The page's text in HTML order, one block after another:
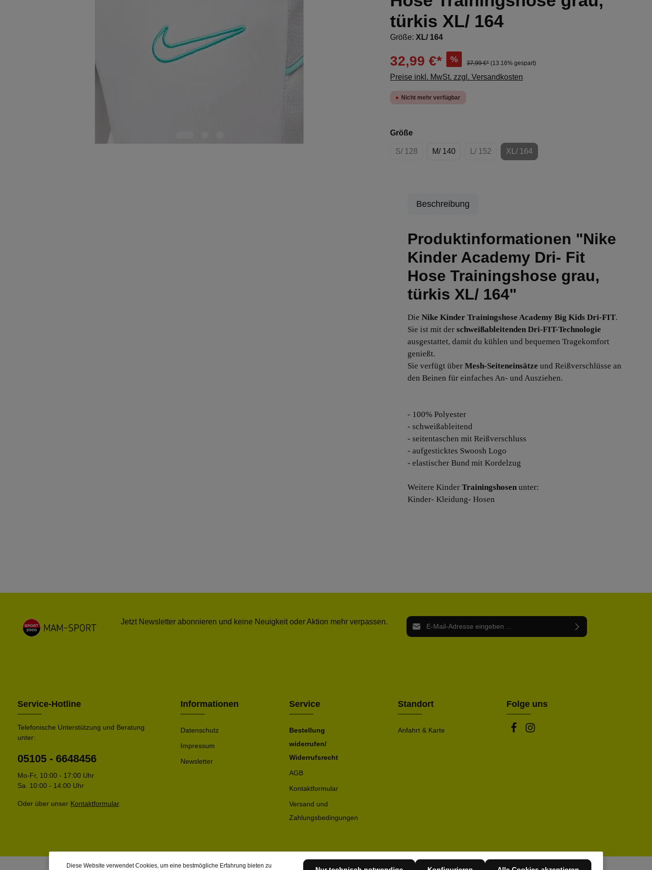
türkis XL/ 164
Größe: XL/ 164
32,99 €* % 37,99 €* (13.16% gespart)
Preise inkl. MwSt. zzgl. Versandkosten
Nicht mehr verfügbar
Größeauswählen
S/ 128
(Diese Option ist zurzeit nicht verfügbar.)
M/ 140 L/ 152
(Diese Option ist zurzeit nicht verfügbar.)
XL/ 164
(Diese Option ist zurzeit nicht verfügbar.)
Beschreibung
Produktinformationen "Nike
Kinder Academy Dri- Fit
Hose Trainingshose grau,
türkis XL/ 164"
Die Nike Kinder Trainingshose Academy Big Kids Dri-FIT.
Sie ist mit der schweißableitenden Dri-FIT-Technologie
ausgestattet, damit du kühlen und bequemen Tragekomfort
genießt.
Sie verfügt über Mesh-Seiteneinsätze und Reißverschlüsse an
den Beinen für einfaches An- und Ausziehen.
- 100% Polyester
- schweißableitend
- seitentaschen mit Reißverschluss
- aufgesticktes Swoosh Logo
- elastischer Bund mit Kordelzug
Weitere Kinder Trainingshosen unter:
Kinder- Kleidung- Hosen
Jetzt Newsletter abonnieren und keine Neuigkeit oder Aktion mehr verpassen. E-Mail-Adresse*
Service-Hotline
Telefonische Unterstützung und Beratung
unter:
05105 - 6648456
Mo-Fr, 10:00 - 17:00 Uhr
Sa. 10:00 - 14:00 Uhr
Oder über unser Kontaktformular.
Informationen
Datenschutz
Impressum
Newsletter
Service
Bestellung
widerrufen/
Widerrufsrecht
AGB
Kontaktformular
Versand und
Zahlungsbedingungen
Standort
Anfahrt & Karte
Folge uns
Diese Website verwendet Cookies, um eine bestmögliche Erfahrung bieten zu